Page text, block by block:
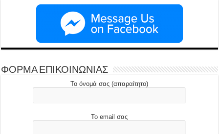
ΦΟΡΜΑ ΕΠΙΚΟΙΝΩΝΙΑΣ
Το όνομά σας (απαραίτητο)
Το email σας